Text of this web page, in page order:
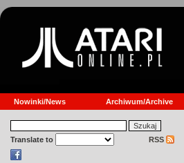
Nowinki/News Archiwum/Archive
Translate to RSS